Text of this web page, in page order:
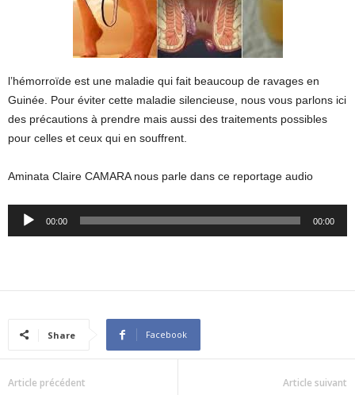
l’hémorroïde est une maladie qui fait beaucoup de ravages en
Guinée. Pour éviter cette maladie silencieuse, nous vous parlons ici
des précautions à prendre mais aussi des traitements possibles
pour celles et ceux qui en souffrent.
Aminata Claire CAMARA nous parle dans ce reportage audio
Audio
00:00 00:00
Share Facebook
Article précédent Article suivant